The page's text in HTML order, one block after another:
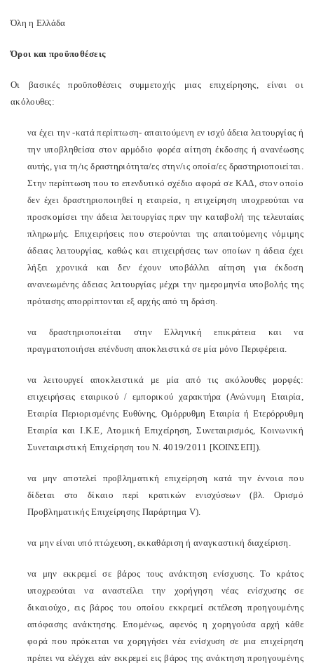
Όλη η Ελλάδα
Όροι και προϋποθέσεις
Οι βασικές προϋποθέσεις συμμετοχής μιας επιχείρησης, είναι οι
ακόλουθες:
να έχει την -κατά περίπτωση- απαιτούμενη εν ισχύ άδεια λειτουργίας ή
την υποβληθείσα στον αρμόδιο φορέα αίτηση έκδοσης ή ανανέωσης
αυτής, για τη/ις δραστηριότητα/ες στην/ις οποία/ες δραστηριοποιείται.
Στην περίπτωση που το επενδυτικό σχέδιο αφορά σε ΚΑΔ, στον οποίο
δεν έχει δραστηριοποιηθεί η εταιρεία, η επιχείρηση υποχρεούται να
προσκομίσει την άδεια λειτουργίας πριν την καταβολή της τελευταίας
πληρωμής. Επιχειρήσεις που στερούνται της απαιτούμενης νόμιμης
άδειας λειτουργίας, καθώς και επιχειρήσεις των οποίων η άδεια έχει
λήξει χρονικά και δεν έχουν υποβάλλει αίτηση για έκδοση
ανανεωμένης άδειας λειτουργίας μέχρι την ημερομηνία υποβολής της
πρότασης απορρίπτονται εξ αρχής από τη δράση.
να δραστηριοποιείται στην Ελληνική επικράτεια και να
πραγματοποιήσει επένδυση αποκλειστικά σε μία μόνο Περιφέρεια.
να λειτουργεί αποκλειστικά με μία από τις ακόλουθες μορφές:
επιχειρήσεις εταιρικού / εμπορικού χαρακτήρα (Ανώνυμη Εταιρία,
Εταιρία Περιορισμένης Ευθύνης, Ομόρρυθμη Εταιρία ή Ετερόρρυθμη
Εταιρία και Ι.Κ.Ε, Ατομική Επιχείρηση, Συνεταιρισμός, Κοινωνική
Συνεταιριστική Επιχείρηση του Ν. 4019/2011 [ΚΟΙΝΣΕΠ]).
να μην αποτελεί προβληματική επιχείρηση κατά την έννοια που
δίδεται στο δίκαιο περί κρατικών ενισχύσεων (βλ.Ορισμό
Προβληματικής Επιχείρησης Παράρτημα V).
να μην είναι υπό πτώχευση, εκκαθάριση ή αναγκαστική διαχείριση.
να μην εκκρεμεί σε βάρος τους ανάκτηση ενίσχυσης. Το κράτος
υποχρεούται να αναστείλει την χορήγηση νέας ενίσχυσης σε
δικαιούχο, εις βάρος του οποίου εκκρεμεί εκτέλεση προηγουμένης
απόφασης ανάκτησης. Επομένως, αφενός η χορηγούσα αρχή κάθε
φορά που πρόκειται να χορηγήσει νέα ενίσχυση σε μια επιχείρηση
πρέπει να ελέγχει εάν εκκρεμεί εις βάρος της ανάκτηση προηγουμένης